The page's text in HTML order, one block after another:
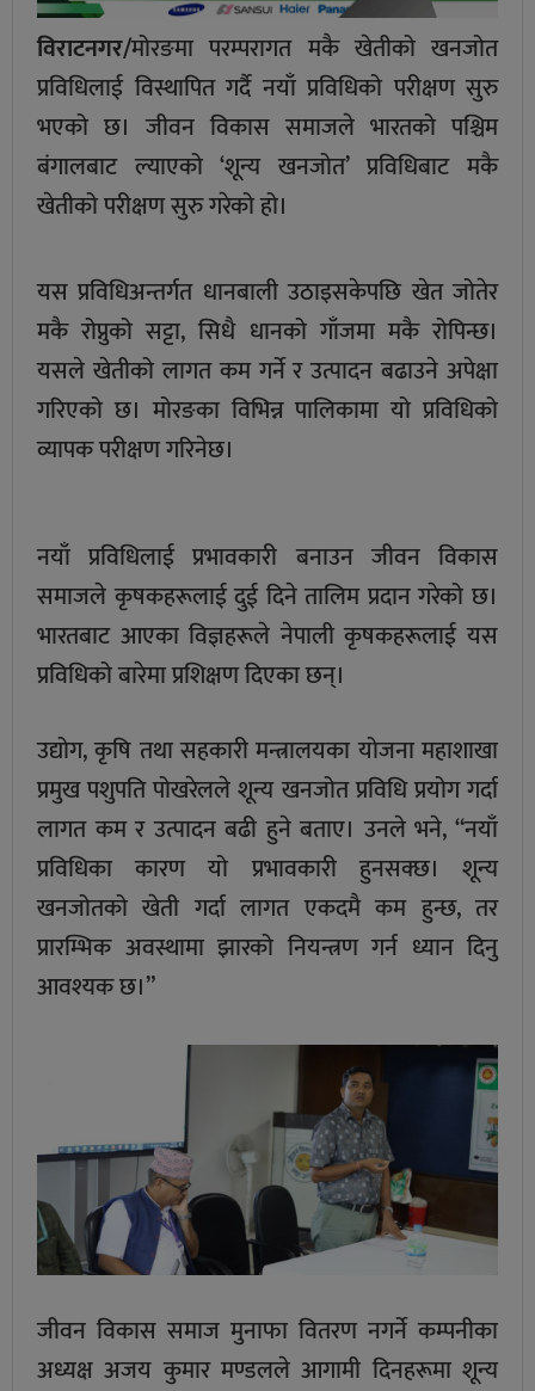
विराटनगर/मोरङमा परम्परागत मकै खेतीको खनजोत
प्रविधिलाई विस्थापित गर्दै नयाँ प्रविधिको परीक्षण सुरु
भएको छ। जीवन विकास समाजले भारतको पश्चिम
बंगालबाट ल्याएको ‘शून्य खनजोत’ प्रविधिबाट मकै
खेतीको परीक्षण सुरु गरेको हो।
यस प्रविधिअन्तर्गत धानबाली उठाइसकेपछि खेत जोतेर
मकै रोप्नुको सट्टा, सिधै धानको गाँजमा मकै रोपिन्छ।
यसले खेतीको लागत कम गर्ने र उत्पादन बढाउने अपेक्षा
गरिएको छ। मोरङका विभिन्न पालिकामा यो प्रविधिको
व्यापक परीक्षण गरिनेछ।
नयाँ प्रविधिलाई प्रभावकारी बनाउन जीवन विकास
समाजले कृषकहरूलाई दुई दिने तालिम प्रदान गरेको छ।
भारतबाट आएका विज्ञहरूले नेपाली कृषकहरूलाई यस
प्रविधिको बारेमा प्रशिक्षण दिएका छन्।
उद्योग, कृषि तथा सहकारी मन्त्रालयका योजना महाशाखा
प्रमुख पशुपति पोखरेलले शून्य खनजोत प्रविधि प्रयोग गर्दा
लागत कम र उत्पादन बढी हुने बताए। उनले भने, “नयाँ
प्रविधिका कारण यो प्रभावकारी हुनसक्छ। शून्य
खनजोतको खेती गर्दा लागत एकदमै कम हुन्छ, तर
प्रारम्भिक अवस्थामा झारको नियन्त्रण गर्न ध्यान दिनु
आवश्यक छ।”
जीवन विकास समाज मुनाफा वितरण नगर्ने कम्पनीका
अध्यक्ष अजय कुमार मण्डलले आगामी दिनहरूमा शून्य